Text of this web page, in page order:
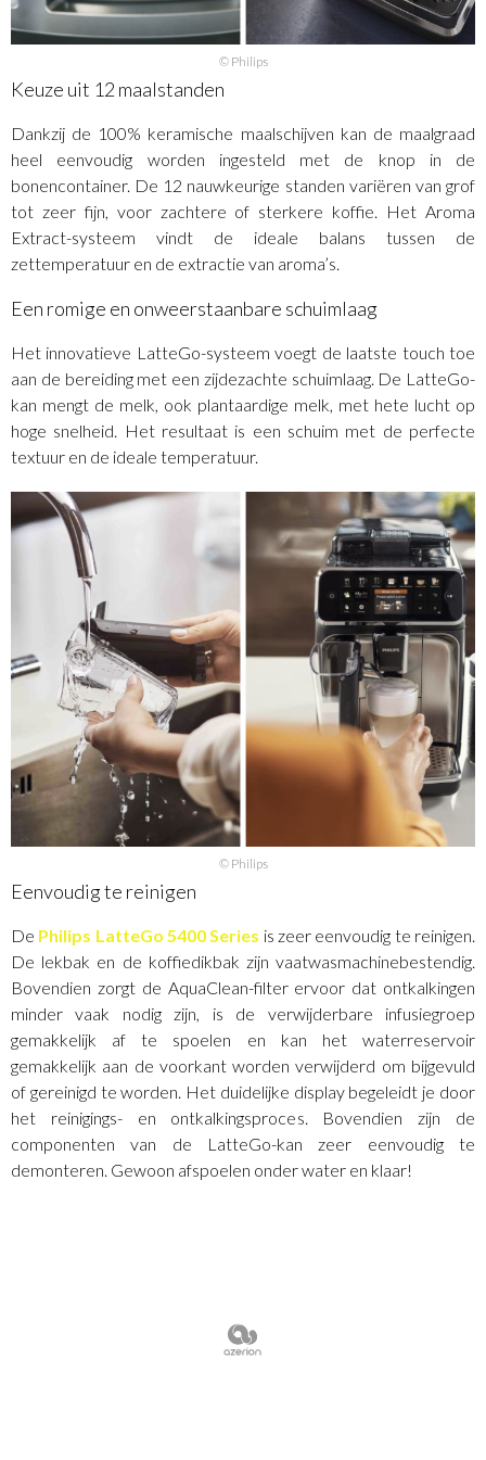
© Philips
Keuze uit 12 maalstanden
Dankzij de 100% keramische maalschijven kan de maalgraad
heel eenvoudig worden ingesteld met de knop in de
bonencontainer. De 12 nauwkeurige standen variëren van grof
tot zeer fijn, voor zachtere of sterkere koffie. Het Aroma
Extract-systeem vindt de ideale balans tussen de
zettemperatuur en de extractie van aroma’s.
Een romige en onweerstaanbare schuimlaag
Het innovatieve LatteGo-systeem voegt de laatste touch toe
aan de bereiding met een zijdezachte schuimlaag. De LatteGo-
kan mengt de melk, ook plantaardige melk, met hete lucht op
hoge snelheid. Het resultaat is een schuim met de perfecte
textuur en de ideale temperatuur.
© Philips
Eenvoudig te reinigen
De Philips LatteGo 5400 Series is zeer eenvoudig te reinigen.
De lekbak en de koffiedikbak zijn vaatwasmachinebestendig.
Bovendien zorgt de AquaClean-filter ervoor dat ontkalkingen
minder vaak nodig zijn, is de verwijderbare infusiegroep
gemakkelijk af te spoelen en kan het waterreservoir
gemakkelijk aan de voorkant worden verwijderd om bijgevuld
of gereinigd te worden. Het duidelijke display begeleidt je door
het reinigings- en ontkalkingsproces. Bovendien zijn de
componenten van de LatteGo-kan zeer eenvoudig te
demonteren. Gewoon afspoelen onder water en klaar!